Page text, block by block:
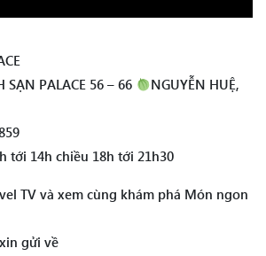
SẠN PALACE 56 – 66
NGUYỄN HUỆ,
tới 14h chiều 18h tới 21h30
TV và xem cùng khám phá Món ngon
gửi về